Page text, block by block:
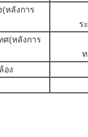
หลังการ
ร
ศ(หลังการ
อง